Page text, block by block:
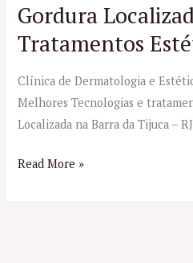
Gordura
Tratamentos
Clínica de Dermatologia e
Melhores Tecnologias e
Localizada na Barra da Tijuca –
Read More »